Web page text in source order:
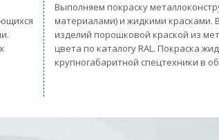
Выполняем покраску
материалами) и жидкими
изделий порошковой краской из
цвета по каталогу RAL. Покраска
крупногабаритной спецтехники в